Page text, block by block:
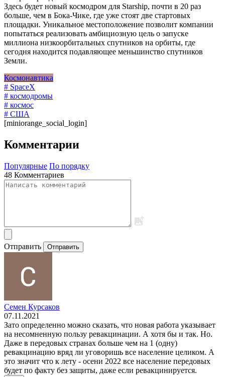
Здесь будет новый космодром для Starship, почти в 20 раз
больше, чем в Бока-Чике, где уже стоят две стартовых
площадки. Уникальное местоположение позволит компании
попытаться реализовать амбициозную цель о запуске
миллиона низкоорбитальных спутников на орбиты, где
сегодня находится подавляющее меньшинство спутников
Земли.
Космонавтика
# SpaceX
# космодромы
# космос
# США
[miniorange_social_login]
Комментарии
Популярные По порядку
48 Комментариев
Отправить Отправить
Семен Курсаков
07.11.2021
Зато определенно можно сказать, что новая работа указывает
на несомненную пользу ревакцинации. А хотя бы и так. Но.
Даже в передовых странах больше чем на 1 (одну)
ревакцинацию вряд ли уговоришь все население целиком. А
это значит что к лету - осени 2022 все население передовых
будет по факту без защиты, даже если ревакцинируется.